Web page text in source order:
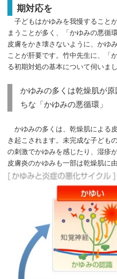
期対応を
子どもはかゆみを我慢すること
まうことが多く、「かゆみの悪循
皮膚をかき壊さないように、かゆ
ことが肝要です。竹中先生に、「
る初期対処の基本について伺いまし
かゆみの多くは乾燥肌が
ちな「かゆみの悪循環」
かゆみの多くは、乾燥肌による
き起こされます。未完成な子ども
の刺激でかゆみを感じたり、湿疹
皮膚炎のかゆみも一部は乾燥肌に